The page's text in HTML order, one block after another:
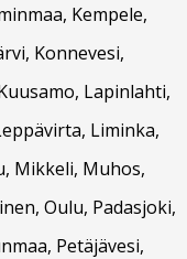
Kempele,
Konnevesi,
Lapinlahti,
Liminka,
Mikkeli, Muhos,
Oulu, Padasjoki,
Petäjävesi,